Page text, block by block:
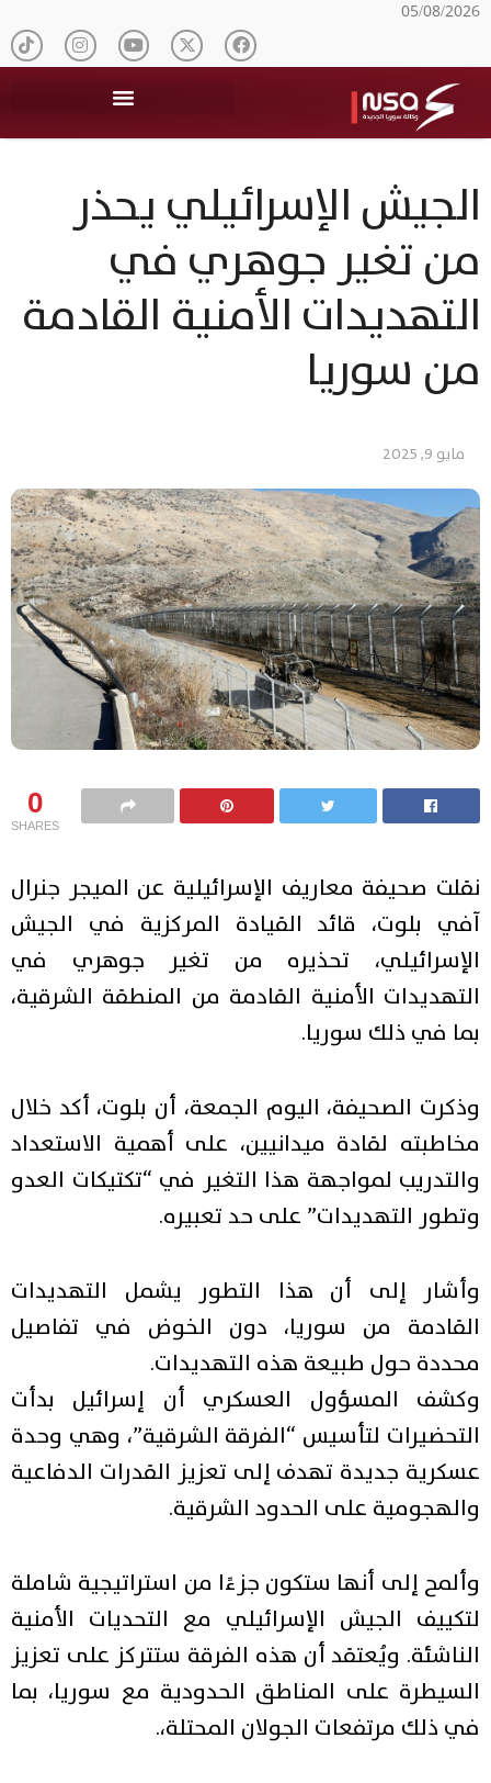
05/08/2026
الجيش الإسرائيلي يحذر
من تغير جوهري في
التهديدات الأمنية القادمة
من سوريا
مايو 9, 2025
0
SHARES
نقلت صحيفة معاريف الإسرائيلية عن الميجر جنرال
آفي بلوت، قائد القيادة المركزية في الجيش
الإسرائيلي، تحذيره من تغير جوهري في
التهديدات الأمنية القادمة من المنطقة الشرقية،
بما في ذلك سوريا.
وذكرت الصحيفة، اليوم الجمعة، أن بلوت، أكد خلال
مخاطبته لقادة ميدانيين، على أهمية الاستعداد
والتدريب لمواجهة هذا التغير في “تكتيكات العدو
وتطور التهديدات” على حد تعبيره.
وأشار إلى أن هذا التطور يشمل التهديدات
القادمة من سوريا، دون الخوض في تفاصيل
محددة حول طبيعة هذه التهديدات.
وكشف المسؤول العسكري أن إسرائيل بدأت
التحضيرات لتأسيس “الفرقة الشرقية”، وهي وحدة
عسكرية جديدة تهدف إلى تعزيز القدرات الدفاعية
والهجومية على الحدود الشرقية.
وألمح إلى أنها ستكون جزءًا من استراتيجية شاملة
لتكييف الجيش الإسرائيلي مع التحديات الأمنية
الناشئة. ويُعتقد أن هذه الفرقة ستتركز على تعزيز
السيطرة على المناطق الحدودية مع سوريا، بما
في ذلك مرتفعات الجولان المحتلة،.